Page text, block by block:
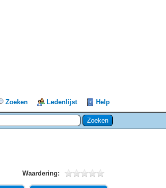
Zoeken Ledenlijst Help
Waardering: